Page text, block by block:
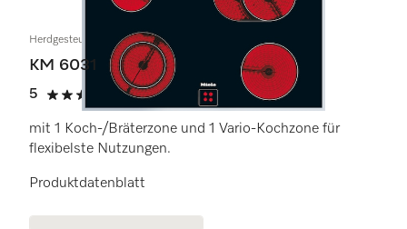
Herdgesteuertes Elektrokochfeld
KM 6031
5
5 Sterne von 5
(2 Bewertungen)
mit 1 Koch-/Bräterzone und 1 Vario-Kochzone für
flexibelste Nutzungen.
Produktdatenblatt